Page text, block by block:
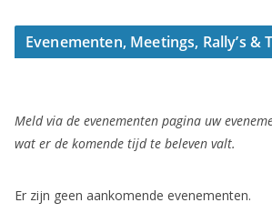
Evenementen, Meetings, Rally’s &
Meld via de evenementen pagina uw
wat er de komende tijd te beleven valt.
Er zijn geen aankomende evenementen.